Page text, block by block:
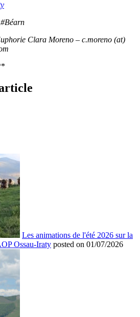
Clara Moreno – c.moreno (at)
Les animations de l'été 2026 sur la
Ossau-Iraty posted on 01/07/2026